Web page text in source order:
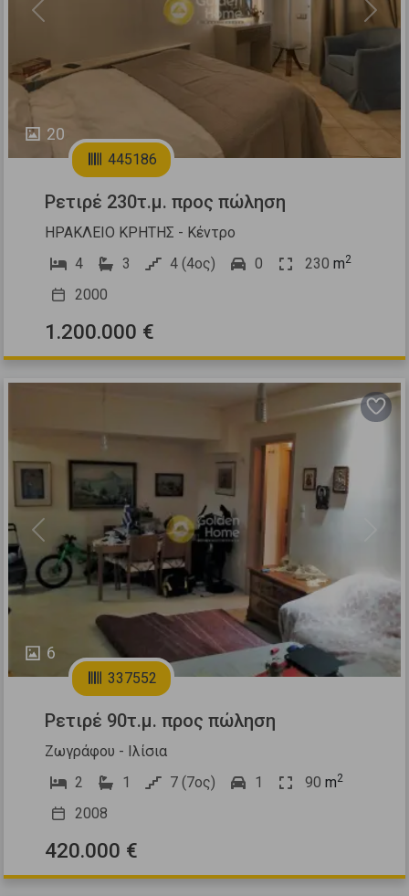
20
Previous Next
445186
Ρετιρέ 230τ.μ. προς πώληση
ΗΡΑΚΛΕΙΟ ΚΡΗΤΗΣ - Κέντρο
4
3 4 (4ος) 0 230 m2
2000
1.200.000 €
6
Previous
337552
Ρετιρέ 90τ.μ. προς πώληση
Ζωγράφου - Ιλίσια
2
1 7 (7ος) 1 90 m2
2008
420.000 €